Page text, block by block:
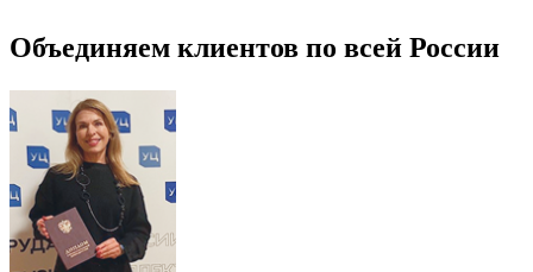
Объединяем клиентов по всей России